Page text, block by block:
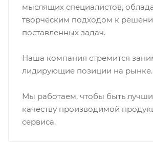
мыслящих специалистов,
творческим подходом к
поставленных задач.
Наша компания стремится
лидирующие позиции на рынке.
Мы работаем, чтобы быть
качеству производимой
сервиса.